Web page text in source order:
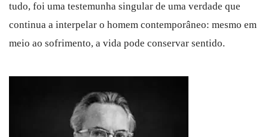
tudo, foi uma testemunha singular de uma verdade que
continua a interpelar o homem contemporâneo: mesmo em
meio ao sofrimento, a vida pode conservar sentido.